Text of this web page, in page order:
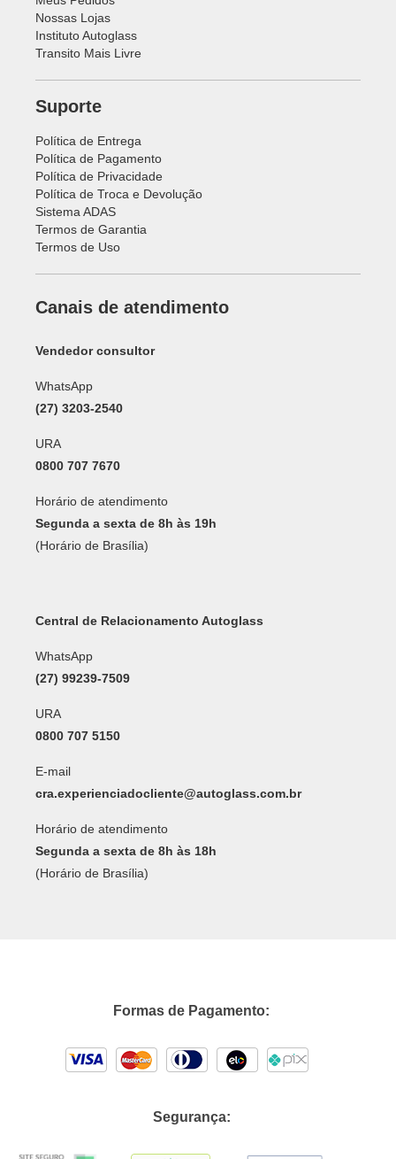
Nossas Lojas
Instituto Autoglass
Transito Mais Livre
Suporte
Política de Entrega
Política de Pagamento
Política de Privacidade
Política de Troca e Devolução
Sistema ADAS
Termos de Garantia
Termos de Uso
Canais de atendimento
Vendedor consultor
WhatsApp
(27) 3203-2540
URA
0800 707 7670
Horário de atendimento
Segunda a sexta de 8h às 19h
(Horário de Brasília)
Central de Relacionamento Autoglass
WhatsApp
(27) 99239-7509
URA
0800 707 5150
E-mail
cra.experienciadocliente@autoglass.com.br
Horário de atendimento
Segunda a sexta de 8h às 18h
(Horário de Brasília)
Formas de Pagamento:
Segurança: